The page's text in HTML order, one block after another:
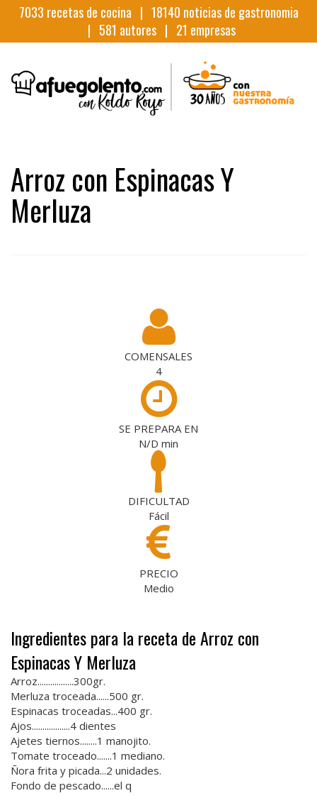
7033 recetas de cocina | 18140 noticias de gastronomia
| 581 autores | 21 empresas
Arroz con Espinacas Y
Merluza
COMENSALES
4
SE PREPARA EN
N/D min
DIFICULTAD
Fácil
PRECIO
Medio
Ingredientes para la receta de Arroz con
Espinacas Y Merluza
Arroz.................300gr.
Merluza troceada......500 gr.
Espinacas troceadas...400 gr.
Ajos..................4 dientes
Ajetes tiernos........1 manojito.
Tomate troceado.......1 mediano.
Ñora frita y picada...2 unidades.
Fondo de pescado......el q